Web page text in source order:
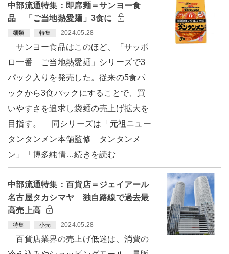
中部流通特集：即席麺＝サンヨー食
品 「ご当地熱愛麺」3食に
麺類 特集 2024.05.28
サンヨー食品はこのほど、「サッポ
ロ一番 ご当地熱愛麺」シリーズで3
パック入りを発売した。従来の5食パ
ックから3食パックにすることで、買
いやすさを追求し袋麺の売上げ拡大を
目指す。 同シリーズは「元祖ニュー
タンタンメン本舗監修 タンタンメ
ン」「博多純情…続きを読む
中部流通特集：百貨店＝ジェイアール
名古屋タカシマヤ 独自路線で過去最
高売上高
特集 小売 2024.05.28
百貨店業界の売上げ低迷は、消費の